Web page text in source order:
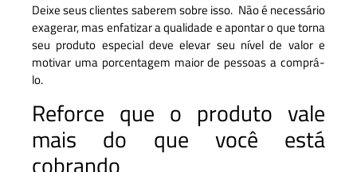
Deixe seus clientes saberem sobre isso. Não é necessário
exagerar, mas enfatizar a qualidade e apontar o que torna
seu produto especial deve elevar seu nível de valor e
motivar uma porcentagem maior de pessoas a comprá-
lo.
Reforce que o produto vale
mais do que você está